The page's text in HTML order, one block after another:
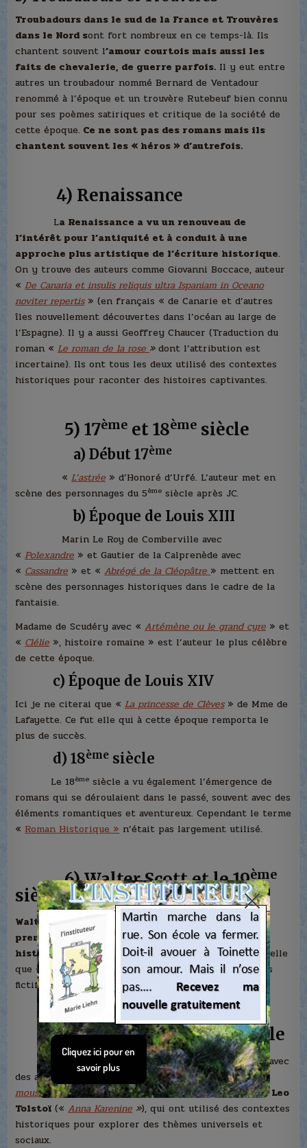
Troubadours dans le sud de la France et Trouvères
dans le Nord sont fort nombreux en ce temps-là. Ils
chantent souvent l’amour courtois mais aussi les
faits de chevalerie, de guerre parfois. Il y eut entre
autres un troubadour nommé Bernard de Ventadour
renommé à l’époque et un trouvère Rutebeuf bien connu
pour ses poèmes satiriques et critique de la société de
cette époque. Ce ne sont pas des romans mais ils
chantent souvent les « héros » d’autrefois.
4) Renaissance
La Renaissance a vu un renouveau de
l’intérêt pour l’antiquité et à conduit à une
approche plus artistique de l’écriture historique.
On y trouve des auteurs comme Giovanni Boccace, auteur
«De Canaria et insulis reliquis ultra Ispaniam in Oceano
noviter repertis» (en français « de Canarie et d’autres
îles nouvellement découvertes dans l’océan au large de
l’Espagne). Il y a aussi Geoffrey Chaucer (Traduction du
roman «Le roman de la rose »dont l’attribution est
incertaine). Ils ont tous les deux utilisé des contextes
historiques pour raconter des histoires captivantes.
5) 17ème et 18ème siècle
a)Début 17ème
«L’astrée » d’Honoré d’Urfé. L’auteur met en
scène des personnages du 5ème siècle après JC.
b) Époque de Louis XIII
Marin Le Roy de Comberville avec
«Polexandre » et Gautier de la Calprenède avec
«Cassandre » et «Abrégé de la Cléopâtre » mettent en
scène des personnages historiques dans le cadre de la
fantaisie.
Madame de Scudéry avec «Artémène ou le grand cyre » et
« Clélie », histoire romaine » est l’auteur le plus célèbre
de cette époque.
c) Époque de Louis XIV
Ici je ne citerai que «La princesse de Clèves» de Mme de
Lafayette. Ce fut elle qui à cette époque remporta le
plus de succès.
d) 18ème siècle
Le 18ème siècle a vu également l’émergence de
romans qui se déroulaient dans le passé, souvent avec des
éléments romantiques et aventureux. Cependant le terme
«Roman Historique » n’était pas largement utilisé.
6)Walter Scott et le 19ème
siècle
Walter Scott est souvent considéré comme le
premier auteur à populariser le genre du roman
historique au début du 19èmesiècle.Ses œuvres, telle
que «
Waverley» (1814) ont introduit des personnages
fictifs au milieu d’événements réels.
7) Évolution au 19èmesiècle
Le 19 ème
siècle a vu une prolification du genre avec
des auteurs tels que Alexandre Dumas («Les trois
mousquetaires»), Victor Hugo(«Les misérables») etLeo
Tolstoï («Anna Karenine »), qui ont utilisé des contextes
historiques pour explorer des thèmes universels et
sociaux.